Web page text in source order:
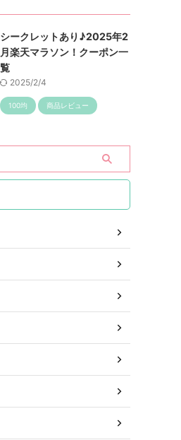
シークレットあり♪2025年2
月楽天マラソン！クーポン一
覧
2025/2/4
100均 商品レビュー